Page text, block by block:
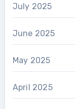
July 2025
June 2025
May 2025
April 2025